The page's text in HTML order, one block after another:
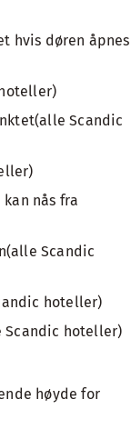
hvis døren åpnes
Scandic
nås fra
Scandic
hoteller)
Scandic hoteller)
høyde for